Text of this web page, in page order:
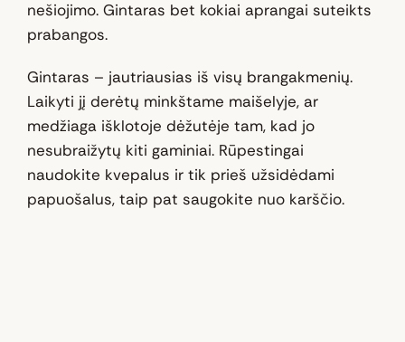
nešiojimo. Gintaras bet kokiai aprangai suteikts
prabangos.
Gintaras – jautriausias iš visų brangakmenių.
Laikyti jį derėtų minkštame maišelyje, ar
medžiaga išklotoje dėžutėje tam, kad jo
nesubraižytų kiti gaminiai. Rūpestingai
naudokite kvepalus ir tik prieš užsidėdami
papuošalus, taip pat saugokite nuo karščio.